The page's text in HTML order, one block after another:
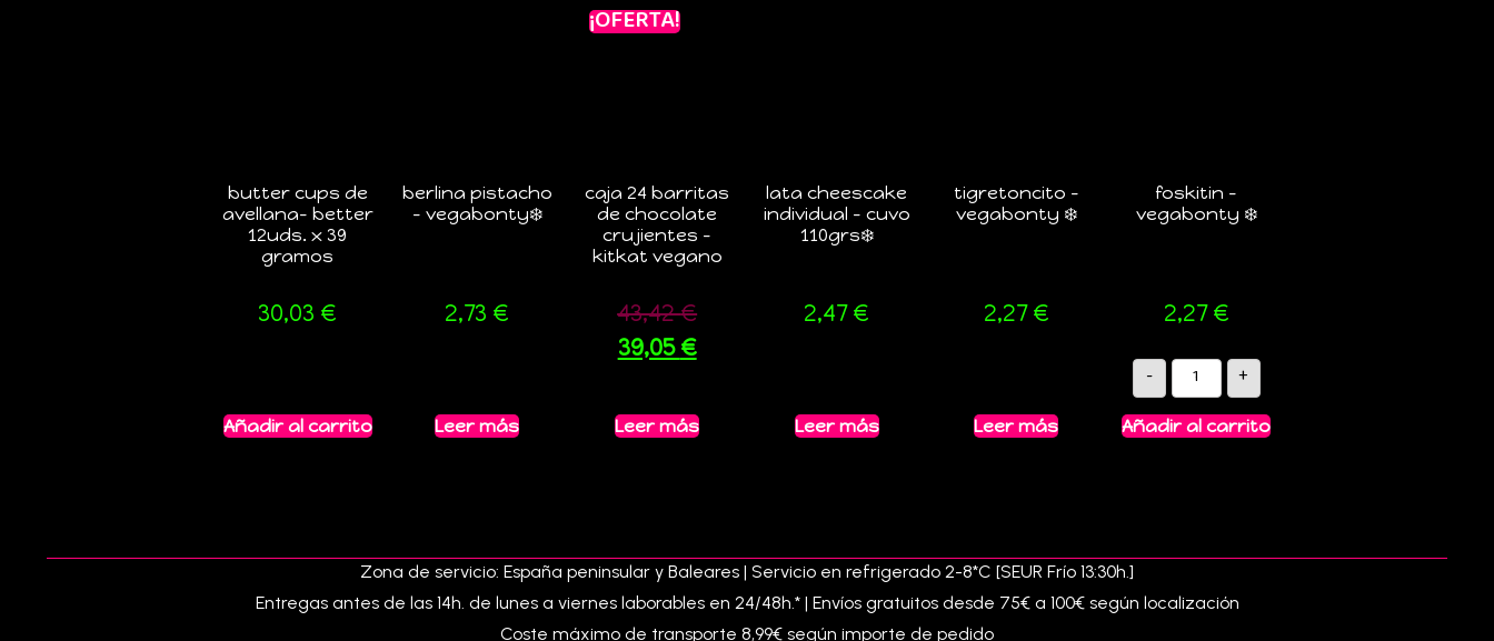
butter cups de
avellana- better
12uds. x 39
gramos
30,03 €
Añadir al carrito
berlina pistacho
– vegabonty❄️
2,73 €
Leer más
¡OFERTA!
caja 24 barritas
de chocolate
crujientes –
kitkat vegano
43,42€
39,05 €
Leer más
lata cheescake
individual – cuvo
110grs❄️
2,47 €
Leer más
tigretoncito –
vegabonty ❄️
2,27 €
Leer más
foskitin –
vegabonty ❄️
2,27 €
- +
Añadir al carrito
Zona de servicio: España peninsular y Baleares | Servicio en refrigerado 2-8*C [SEUR Frío 13:30h.]
Entregas antes de las 14h. de lunes a viernes laborables en 24/48h.* | Envíos gratuitos desde 75€ a 100€ según localización
Coste máximo de transporte 8,99€ según importe de pedido